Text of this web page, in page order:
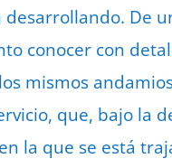
De
conocer con
mismos
que, bajo la
la que se está